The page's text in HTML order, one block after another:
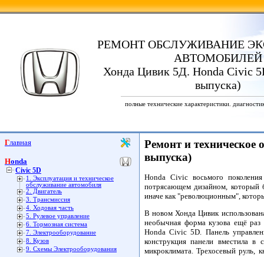
РЕМОНТ ОБСЛУЖИВАНИЕ
АВТОМОБИЛЕЙ
Хонда Цивик 5Д. Honda Civic
выпуска)
полные технические характеристики.
Главная
Honda
Civic 5D
1. Эксплуатация и техническое
обслуживание автомобиля
2. Двигатель
3. Трансмиссия
4. Ходовая часть
5. Рулевое управление
6. Тормозная система
7. Электрооборудование
8. Кузов
9. Схемы Электрооборудования
Ремонт и
выпуска)
Honda Civic восьмого
потрясающем дизайном, который
иначе как "революционным",
В новом Хонда Цивик
необычная форма кузова ещё раз
Honda Civic 5D. Панель
конструкция панели вместила в
микроклимата. Трехосевый руль,